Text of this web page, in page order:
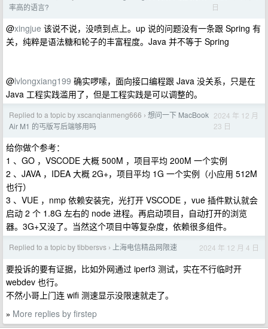
率高的语言?
日
@xingjue 该说不说，没喷到点上。up 说的问题没有一条跟 Spring 有
关，纯粹是语法糖和轮子的丰富程度。Java 并不等于 Spring
@lvlongxiang199 确实啰嗦，面向接口编程跟 Java 没关系，只是在
Java 工程实践滥用了，但是工程实践是可以调整的。
Replied to a topic by xscanqianmeng666 › 想问一下 MacBook
Air M1 的丐版写后端够用吗
2024 年 12 月
23 日
给你做个参考：
1 、GO ，VSCODE 大概 500M ，项目平均 200M 一个实例
2 、JAVA ，IDEA 大概 2G+，项目平均 1G 一个实例（小应用 512M
也行）
3 、VUE ，nmp 依赖安装完，光打开 VSCODE ，vue 插件默认就会
启动 2 个 1.8G 左右的 node 进程。再启动项目，自动打开的浏览
器。3G+又没了。当然这个项目中等复杂度，依赖很多组件。
Replied to a topic by tibbersvs › 上海电信精品网限速 2024 年 12 月 4 日
要投诉的要有证据，比如外网通过 iperf3 测试，实在不行临时开
webdev 也行。
不然小哥上门连 wifi 测速显示没限速就走了。
» More replies by firstep